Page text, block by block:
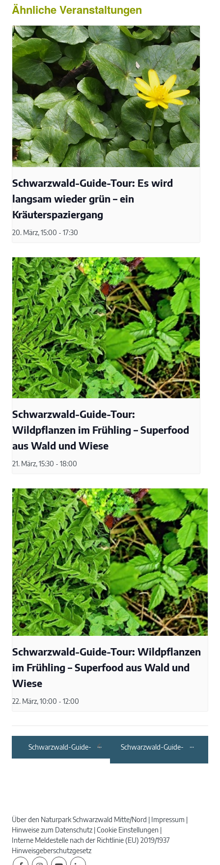
Ähnliche Veranstaltungen
Schwarzwald-Guide-Tour: Es wird
langsam wieder grün – ein
Kräuterspaziergang
20. März, 15:00 - 17:30
Schwarzwald-Guide-Tour:
Wildpflanzen im Frühling – Superfood
aus Wald und Wiese
21. März, 15:30 - 18:00
Schwarzwald-Guide-Tour: Wildpflanzen
im Frühling – Superfood aus Wald und
Wiese
22. März, 10:00 - 12:00
Schwarzwald-Guide-
Schwarzwald-Guide-
nichts los …
Über den Naturpark Schwarzwald Mitte/Nord
Impressum
Hinweise zum Datenschutz Cookie Einstellungen
Interne Meldestelle nach der Richtlinie (EU) 2019/1937
Hinweisgeberschutzgesetz